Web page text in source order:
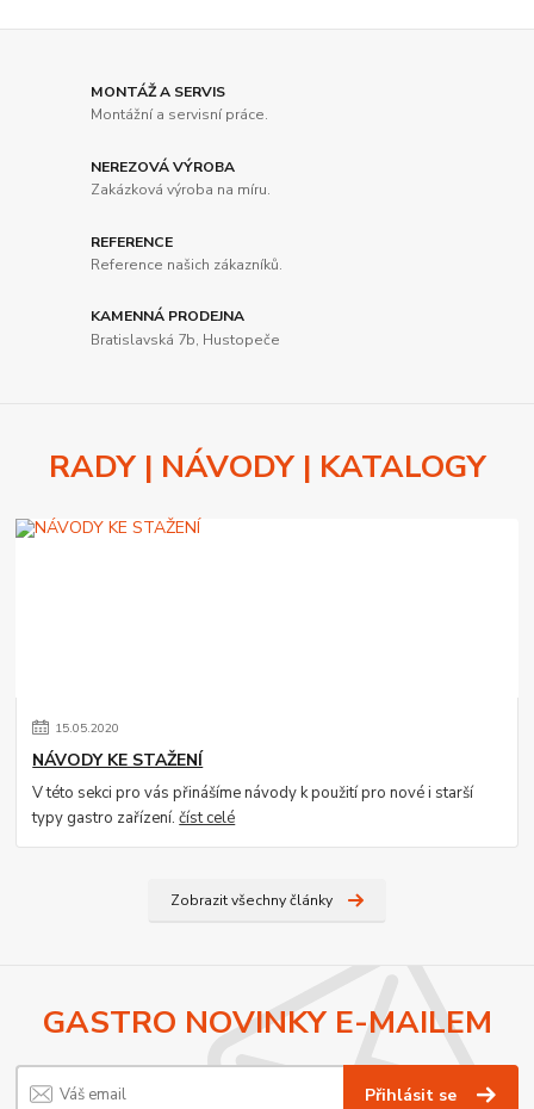
MONTÁŽ A SERVIS
Montážní a servisní práce.
NEREZOVÁ VÝROBA
Zakázková výroba na míru.
REFERENCE
Reference našich zákazníků.
KAMENNÁ PRODEJNA
Bratislavská 7b, Hustopeče
RADY | NÁVODY | KATALOGY
15.05.2020
NÁVODY KE STAŽENÍ
V této sekci pro vás přinášíme návody k použití pro nové i starší
typy gastro zařízení.číst celé
Zobrazit všechny články
GASTRO NOVINKY E-MAILEM
Přihlásit se